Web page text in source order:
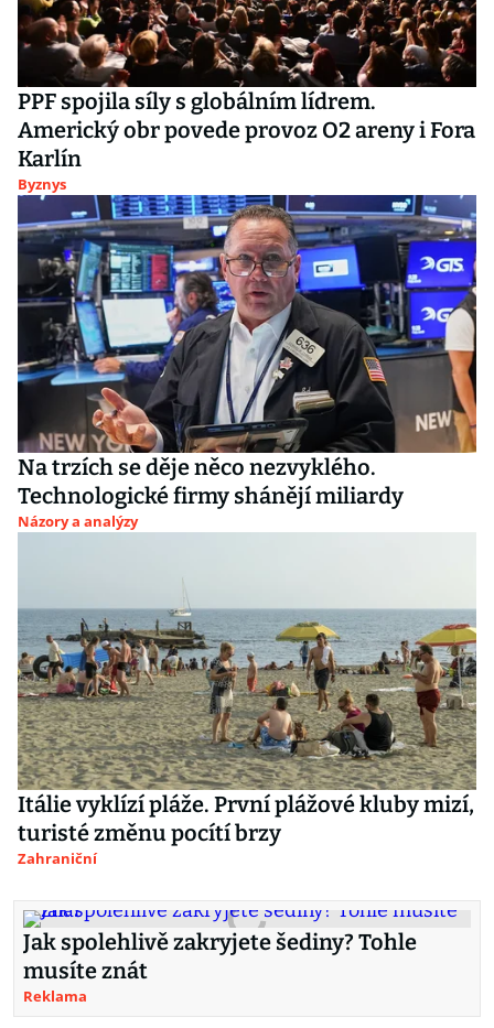
PPF spojila síly s globálním lídrem.
Americký obr povede provoz O2 areny i Fora
Karlín
Byznys
Na trzích se děje něco nezvyklého.
Technologické firmy shánějí miliardy
Názory a analýzy
Itálie vyklízí pláže. První plážové kluby mizí,
turisté změnu pocítí brzy
Zahraniční
Jak spolehlivě zakryjete šediny? Tohle
musíte znát
Reklama